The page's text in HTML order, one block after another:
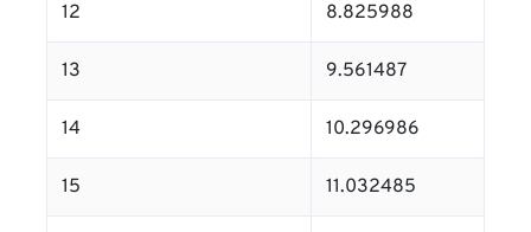
12 8.825988
13 9.561487
14 10.296986
15 11.032485